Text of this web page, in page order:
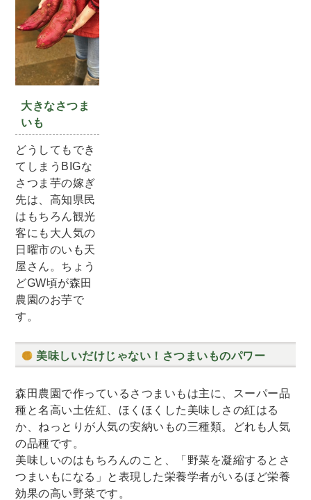
大きなさつま
いも
どうしてもでき
てしまうBIGな
さつま芋の嫁ぎ
先は、高知県民
はもちろん観光
客にも大人気の
日曜市のいも天
屋さん。ちょう
どGW頃が森田
農園のお芋で
す。
美味しいだけじゃない！さつまいものパワー
森田農園で作っているさつまいもは主に、スーパー品
種と名高い土佐紅、ほくほくした美味しさの紅はる
か、ねっとりが人気の安納いもの三種類。どれも人気
の品種です。
美味しいのはもちろんのこと、「野菜を凝縮するとさ
つまいもになる」と表現した栄養学者がいるほど栄養
効果の高い野菜です。